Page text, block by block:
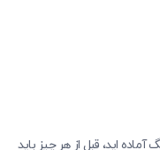
آماده اید، قبل از هر چیز باید